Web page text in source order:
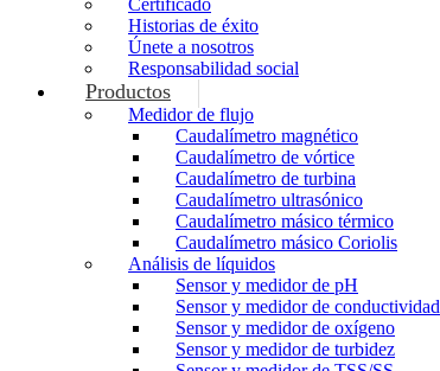
Certificado
Historias de éxito
Únete a nosotros
Responsabilidad social
Productos
Medidor de flujo
Caudalímetro magnético
Caudalímetro de vórtice
Caudalímetro de turbina
Caudalímetro ultrasónico
Caudalímetro másico térmico
Caudalímetro másico Coriolis
Análisis de líquidos
Sensor y medidor de pH
Sensor y medidor de conductividad
Sensor y medidor de oxígeno
Sensor y medidor de turbidez